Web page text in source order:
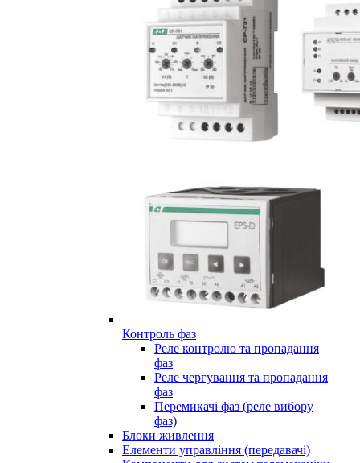
Контроль фаз
Реле контролю та пропадання
фаз
Реле чергування та пропадання
фаз
Перемикачі фаз (реле вибору
фаз)
Блоки живлення
Елементи управління (передавачі)